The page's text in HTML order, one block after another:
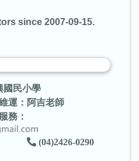
since 2007-09-15.
國民小學
：阿吉老師
：
(04)2426-0290